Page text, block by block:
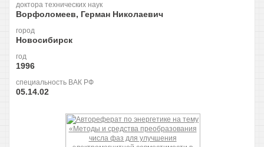
доктора технических наук
Ворфоломеев, Герман Николаевич
город
Новосибирск
год
1996
специальность ВАК РФ
05.14.02